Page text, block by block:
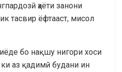
ҳаёти занони
тасвир ёфтааст, мисол
бо нақшу нигори хоси
аз қадимӣ будани ин